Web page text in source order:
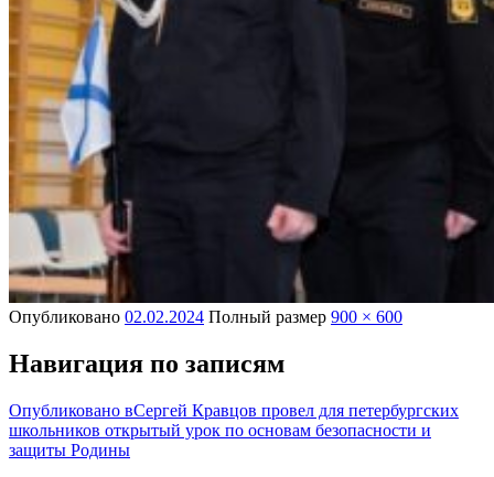
Опубликовано 02.02.2024 Полный размер 900 × 600
Навигация по записям
Опубликовано вСергей Кравцов провел для петербургских
школьников открытый урок по основам безопасности и
защиты Родины